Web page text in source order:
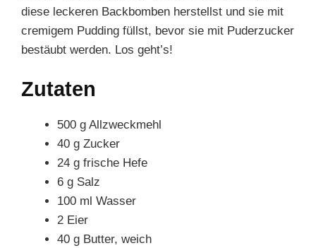
diese leckeren Backbomben herstellst und sie mit
cremigem Pudding füllst, bevor sie mit Puderzucker
bestäubt werden. Los geht’s!
Zutaten
500 g Allzweckmehl
40 g Zucker
24 g frische Hefe
6 g Salz
100 ml Wasser
2 Eier
40 g Butter, weich